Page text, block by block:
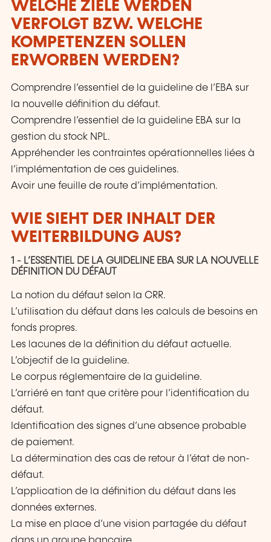
WELCHE ZIELE WERDEN
VERFOLGT BZW. WELCHE
KOMPETENZEN SOLLEN
ERWORBEN WERDEN?
Comprendre l’essentiel de la guideline de l’EBA sur
la nouvelle définition du défaut.
Comprendre l’essentiel de la guideline EBA sur la
gestion du stock NPL.
Appréhender les contraintes opérationnelles liées à
l’implémentation de ces guidelines.
Avoir une feuille de route d’implémentation.
WIE SIEHT DER INHALT DER
WEITERBILDUNG AUS?
1 - L’ESSENTIEL DE LA GUIDELINE EBA SUR LA NOUVELLE
DÉFINITION DU DÉFAUT
La notion du défaut selon la CRR.
L’utilisation du défaut dans les calculs de besoins en
fonds propres.
Les lacunes de la définition du défaut actuelle.
L’objectif de la guideline.
Le corpus réglementaire de la guideline.
L’arriéré en tant que critère pour l’identification du
défaut.
Identification des signes d’une absence probable
de paiement.
La détermination des cas de retour à l’état de non-
défaut.
L’application de la définition du défaut dans les
données externes.
La mise en place d’une vision partagée du défaut